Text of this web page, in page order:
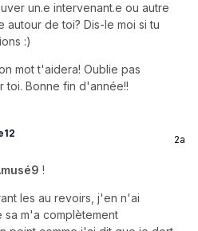
un.e intervenant.e ou autre
autour de toi? Dis-le moi si tu
:)
mot t'aidera! Oublie pas
toi. Bonne fin d'année!!
2a
!
les au revoirs, j'en n'ai
sa m'a complètement